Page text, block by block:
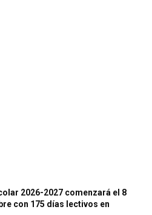
2026-2027 comenzará el 8
con 175 días lectivos en